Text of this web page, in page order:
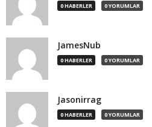
0 HABERLER 0 YORUMLAR
JamesNub
0 HABERLER 0 YORUMLAR
Jasonirrag
0 HABERLER 0 YORUMLAR